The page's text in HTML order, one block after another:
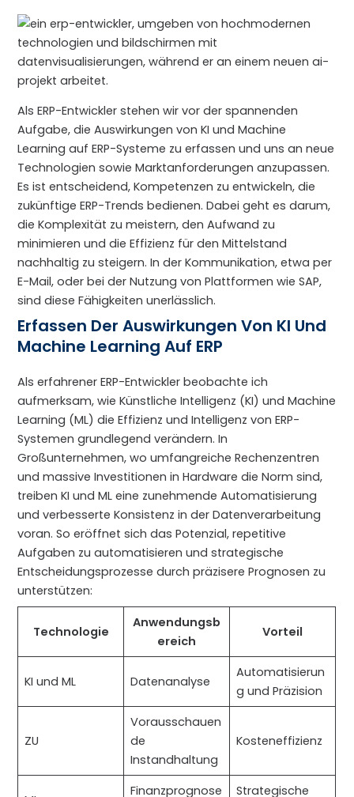
Als ERP-Entwickler stehen wir vor der spannenden
Aufgabe, die Auswirkungen von KI und Machine
Learning auf ERP-Systeme zu erfassen und uns an neue
Technologien sowie Marktanforderungen anzupassen.
Es ist entscheidend, Kompetenzen zu entwickeln, die
zukünftige ERP-Trends bedienen. Dabei geht es darum,
die Komplexität zu meistern, den Aufwand zu
minimieren und die Effizienz für den Mittelstand
nachhaltig zu steigern. In der Kommunikation, etwa per
E-Mail, oder bei der Nutzung von Plattformen wie SAP,
sind diese Fähigkeiten unerlässlich.
Erfassen Der Auswirkungen Von KI Und
Machine Learning Auf ERP
Als erfahrener ERP-Entwickler beobachte ich
aufmerksam, wie Künstliche Intelligenz (KI) und Machine
Learning (ML) die Effizienz und Intelligenz von ERP-
Systemen grundlegend verändern. In
Großunternehmen, wo umfangreiche Rechenzentren
und massive Investitionen in Hardware die Norm sind,
treiben KI und ML eine zunehmende Automatisierung
und verbesserte Konsistenz in der Datenverarbeitung
voran. So eröffnet sich das Potenzial, repetitive
Aufgaben zu automatisieren und strategische
Entscheidungsprozesse durch präzisere Prognosen zu
unterstützen:
Technologie
Anwendungsb
ereich
Vorteil
KI und ML Datenanalyse
Automatisierun
g und Präzision
ZU
Vorausschauen
de
Instandhaltung
Kosteneffizienz
Finanzprognose Strategische